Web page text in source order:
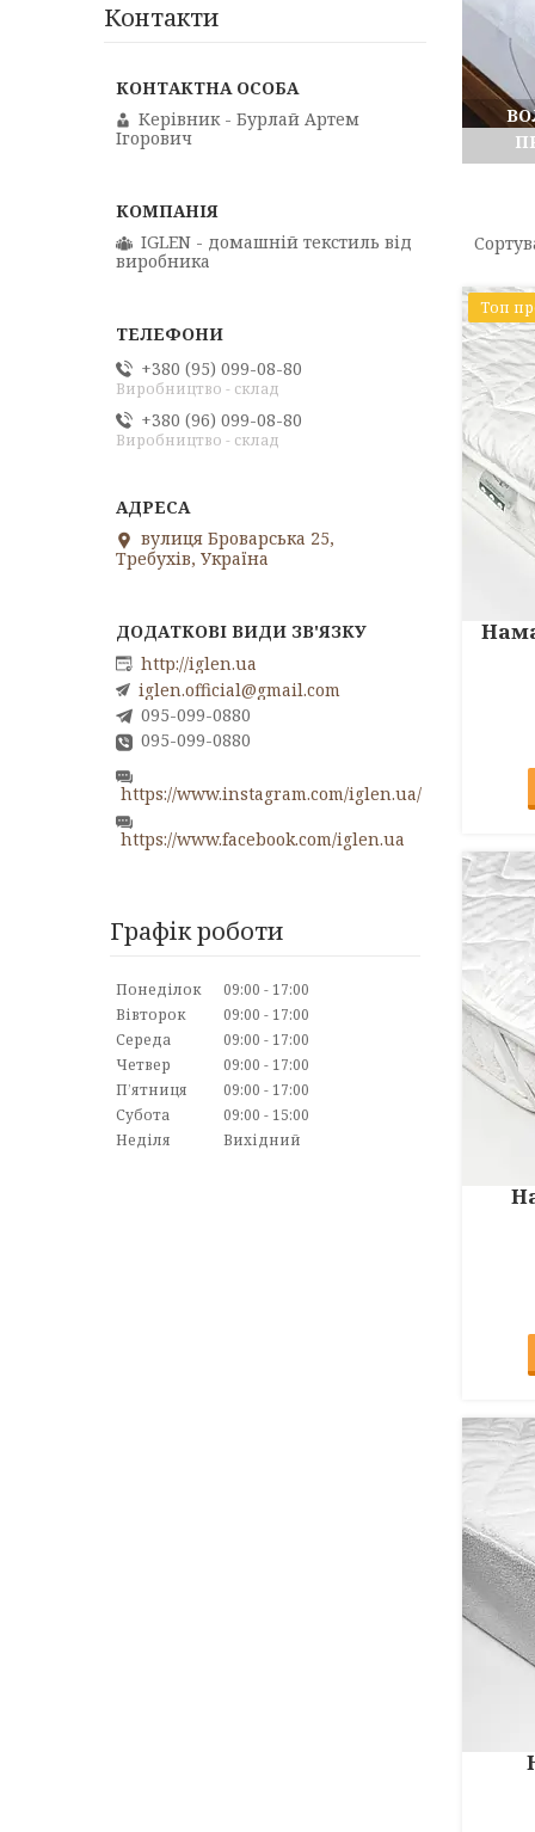
Топ
Контакти
Керівник - Бурлай Артем
Ігорович
IGLEN - домашній текстиль від
виробника
+380 (95) 099-08-80
Виробництво - склад
+380 (96) 099-08-80
Виробництво - склад
вулиця Броварська 25,
Требухів, Україна
http://iglen.ua
iglen.official@gmail.com
095-099-0880
095-099-0880
https://www.instagram.com/iglen.ua/
https://www.facebook.com/iglen.ua
Графік роботи
Понеділок 09:00
17:00
Вівторок
09:00
17:00
Середа
09:00
17:00
Четвер
09:00
17:00
Пʼятниця
09:00
17:00
Субота
09:00
15:00
Неділя
Вихідний